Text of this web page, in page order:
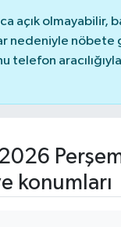
açık olmayabilir,
nedeniyle nöbete
telefon
konumları